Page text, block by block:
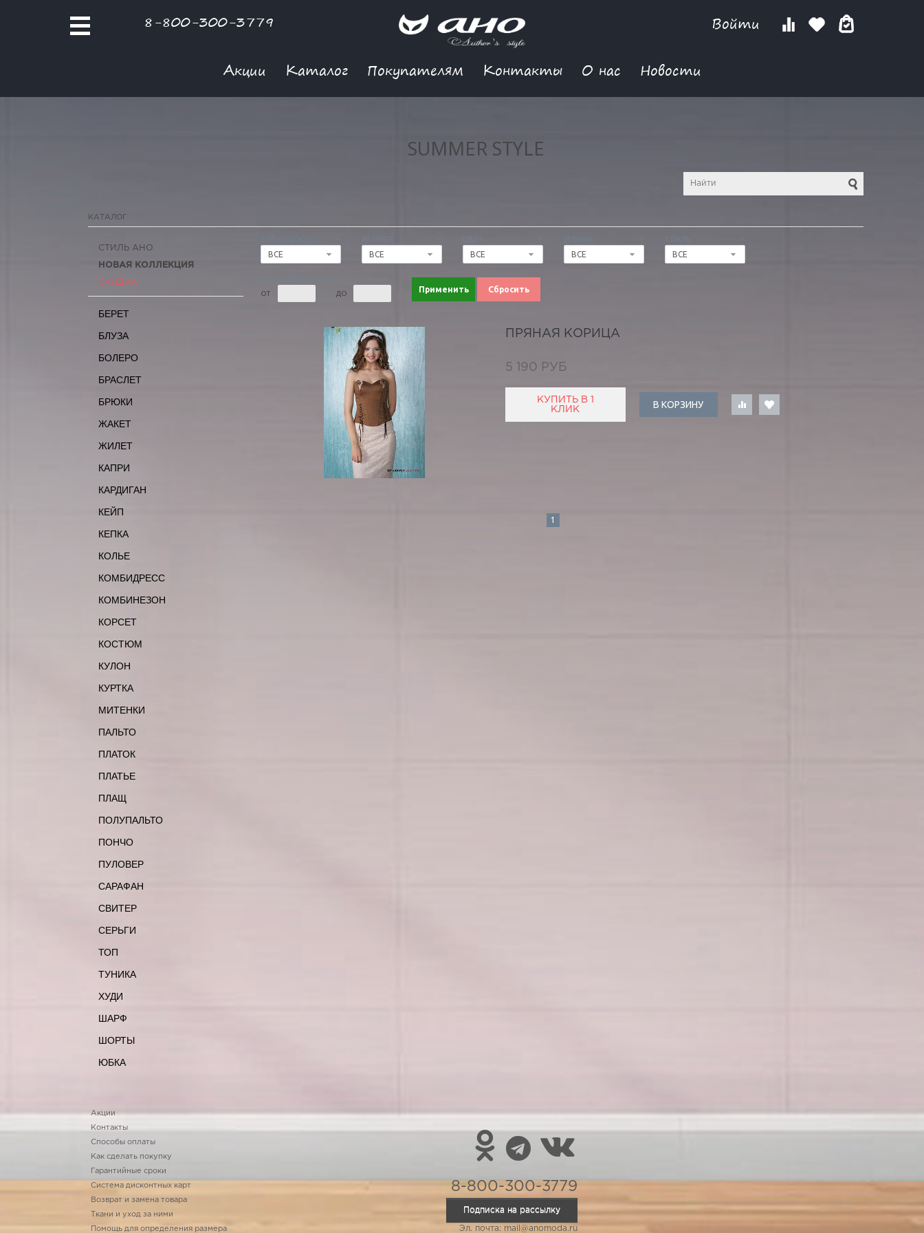
8-800-300-3779 Войти
Акции Каталог Покупателям Контакты О нас Новости
SUMMER STYLE
КАТАЛОГ
ВСЕ
ВСЕ
ВСЕ
ВСЕ
СТИЛЬ
ВСЕ
ОТ ДО Применить Сбросить
СТИЛЬ АНО
НОВАЯ КОЛЛЕКЦИЯ
СКИДКА
БЕРЕТ
БЛУЗА
БОЛЕРО
БРАСЛЕТ
БРЮКИ
ЖАКЕТ
ЖИЛЕТ
КАПРИ
КАРДИГАН
КЕЙП
КЕПКА
КОЛЬЕ
КОМБИДРЕСС
КОМБИНЕЗОН
КОРСЕТ
КОСТЮМ
КУЛОН
КУРТКА
МИТЕНКИ
ПАЛЬТО
ПЛАТОК
ПЛАТЬЕ
ПЛАЩ
ПОЛУПАЛЬТО
ПОНЧО
ПУЛОВЕР
САРАФАН
СВИТЕР
СЕРЬГИ
ТОП
ТУНИКА
ХУДИ
ШАРФ
ШОРТЫ
ЮБКА
ПРЯНАЯ КОРИЦА
5 190 РУБ
КУПИТЬ В 1
КЛИК
В КОРЗИНУ
1
Акции
Контакты
Способы оплаты
Как сделать покупку
Гарантийные сроки
Система дисконтных карт
Возврат и замена товара
Ткани и уход за ними
Помощь для определения размера
8-800-300-3779
Подписка на рассылку
Эл. почта: mail@anomoda.ru